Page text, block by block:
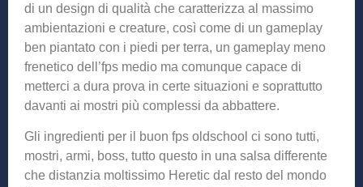
di un design di qualità che caratterizza al massimo
ambientazioni e creature, così come di un gameplay
ben piantato con i piedi per terra, un gameplay meno
frenetico dell’fps medio ma comunque capace di
metterci a dura prova in certe situazioni e soprattutto
davanti ai mostri più complessi da abbattere.
Gli ingredienti per il buon fps oldschool ci sono tutti,
mostri, armi, boss, tutto questo in una salsa differente
che distanzia moltissimo Heretic dal resto del mondo